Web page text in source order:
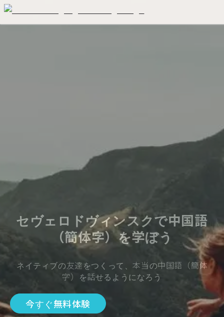
セヴェロドヴィンスクで中国語
（簡体字）を学ぼう
ネイティブの友達をつくって、本当の中国語（簡体
字）を話せるようになろう
今すぐ無料体験